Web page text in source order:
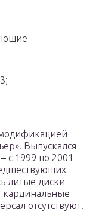
Выпускался
с 1999 по 2001
литые диски
отсутствуют.